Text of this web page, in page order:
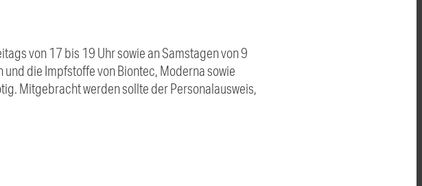
von 17 bis 19 Uhr sowie an Samstagen von 9
die Impfstoffe von Biontec, Moderna sowie
Mitgebracht werden sollte der Personalausweis,